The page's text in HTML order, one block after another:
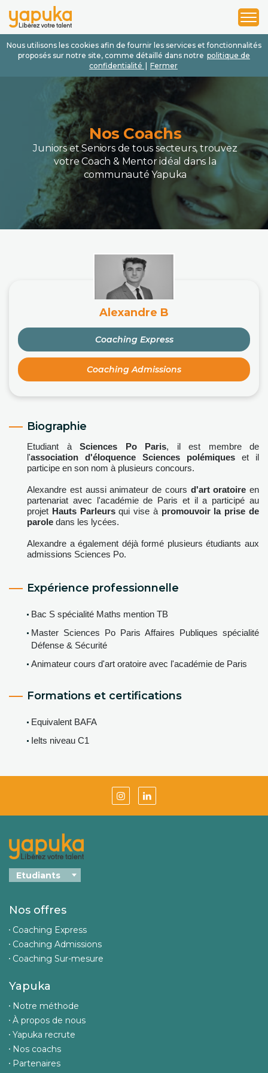
Nous utilisons les cookies afin de fournir les services et fonctionnalités
proposés sur notre site, comme détaillé dans notre politique de
confidentialité
Fermer
1
2
3
Nos Coachs
Juniors et Seniors de tous secteurs, trouvez
votre Coach & Mentor idéal dans la
communauté Yapuka
Alexandre B
Coaching Express
Coaching Admissions
Biographie
Etudiant à Sciences Po Paris, il est membre de
l'association d'éloquence Sciences polémiques et il
participe en son nom à plusieurs concours.
Alexandre est aussi animateur de cours d'art oratoire en
partenariat avec l'académie de Paris et il a participé au
projet Hauts Parleursqui vise à promouvoir la prise de
parole dans les lycées.
Alexandre a également déjà formé plusieurs étudiants aux
admissions Sciences Po.
Expérience professionnelle
Bac S spécialité Maths mention TB
Master Sciences Po Paris Affaires Publiques spécialité
Défense & Sécurité
Animateur cours d'art oratoire avec l'académie de Paris
Formations et certifications
Equivalent BAFA
Ielts niveau C1
Nos offres
Coaching Express
Coaching Admissions
Coaching Sur-mesure
Yapuka
Notre méthode
À propos de nous
Yapuka recrute
Nos coachs
Partenaires